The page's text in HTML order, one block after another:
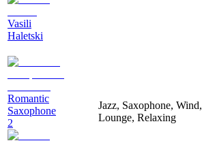
Vasili
Haletski
Romantic
Saxophone
2
Jazz, Saxophone, Wind,
Lounge, Relaxing